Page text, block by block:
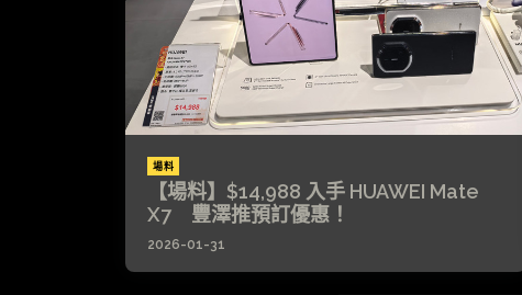
場料
【場料】$14,988 入手 HUAWEI Mate
X7 豐澤推預訂優惠！
2026-01-31